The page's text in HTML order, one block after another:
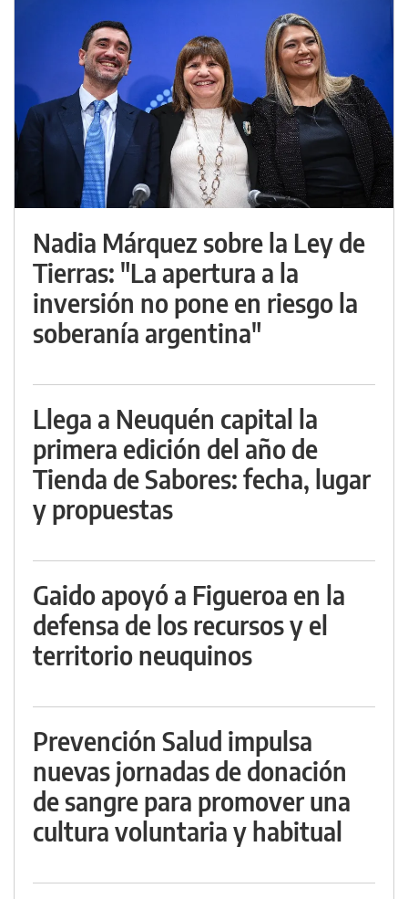
Nadia Márquez sobre la Ley de
Tierras: "La apertura a la
inversión no pone en riesgo la
soberanía argentina"
Llega a Neuquén capital la
primera edición del año de
Tienda de Sabores: fecha, lugar
y propuestas
Gaido apoyó a Figueroa en la
defensa de los recursos y el
territorio neuquinos
Prevención Salud impulsa
nuevas jornadas de donación
de sangre para promover una
cultura voluntaria y habitual